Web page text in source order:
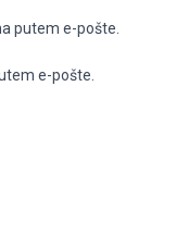
putem e-pošte.
e-pošte.